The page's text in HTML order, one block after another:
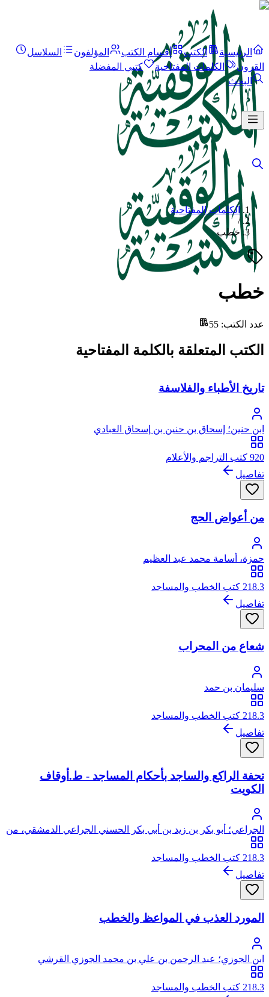
الرئيسية الكتب أقسام الكتب المؤلفون
السلاسل
القرون
الكلمات المفتاحية
كتبي المفضلة
البحث
الكلمات المفتاحية
/
خطب
خطب
عدد الكتب:
55
الكتب المتعلقة بالكلمة المفتاحية
تاريخ الأطباء والفلاسفة
ابن حنين؛ إسحاق بن حنين بن إسحاق العبادي
920 كتب التراجم والأعلام
تفاصيل
من أعواض الحج
حمزة، أسامة محمد عبد العظيم
218.3 كتب الخطب والمساجد
تفاصيل
شعاع من المحراب
سليمان بن حمد
218.3 كتب الخطب والمساجد
تفاصيل
تحفة الراكع والساجد بأحكام المساجد - ط.أوقاف
الكويت
الجراعي؛ أبو بكر بن زيد بن أبي بكر الحسني الجراعي الدمشقي، من
ذرية الشيخ أحمد البدوي
218.3 كتب الخطب والمساجد
تفاصيل
المورد العذب في المواعظ والخطب
ابن الجوزي؛ عبد الرحمن بن علي بن محمد الجوزي القرشي
البغدادي، أبو الفرج
218.3 كتب الخطب والمساجد